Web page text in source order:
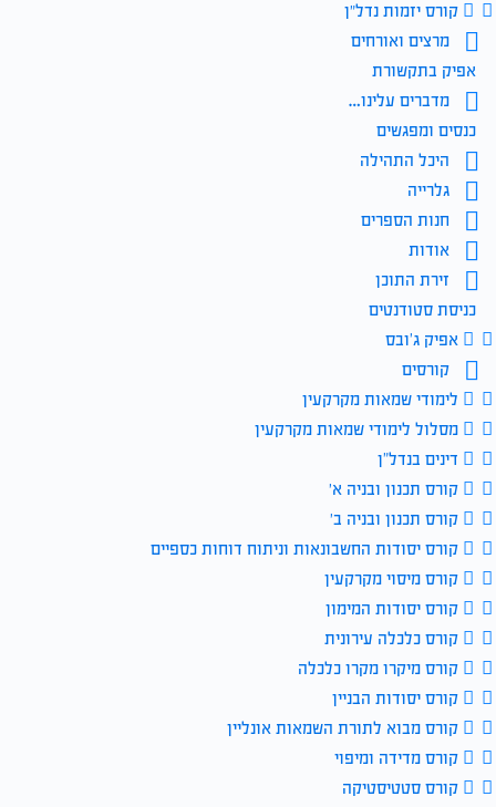
קורס יזמות נדל״ן
מרצים ואורחים
אפיק בתקשורת
מדברים עלינו…
כנסים ומפגשים
היכל התהילה
גלרייה
חנות הספרים
אודות
זירת התוכן
כניסת סטודנטים
אפיק ג’ובס
קורסים
לימודי שמאות מקרקעין
מסלול לימודי שמאות מקרקעין
דינים בנדל”ן
קורס תכנון ובניה א׳
קורס תכנון ובניה ב׳
קורס יסודות החשבונאות וניתוח דוחות כספיים
קורס מיסוי מקרקעין
קורס יסודות המימון
קורס כלכלה עירונית
קורס מיקרו מקרו כלכלה
קורס יסודות הבניין
קורס מבוא לתורת השמאות אונליין
קורס מדידה ומיפוי
קורס סטטיסטיקה